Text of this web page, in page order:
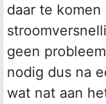
daar te
geen
nodig dus na
wat nat aan